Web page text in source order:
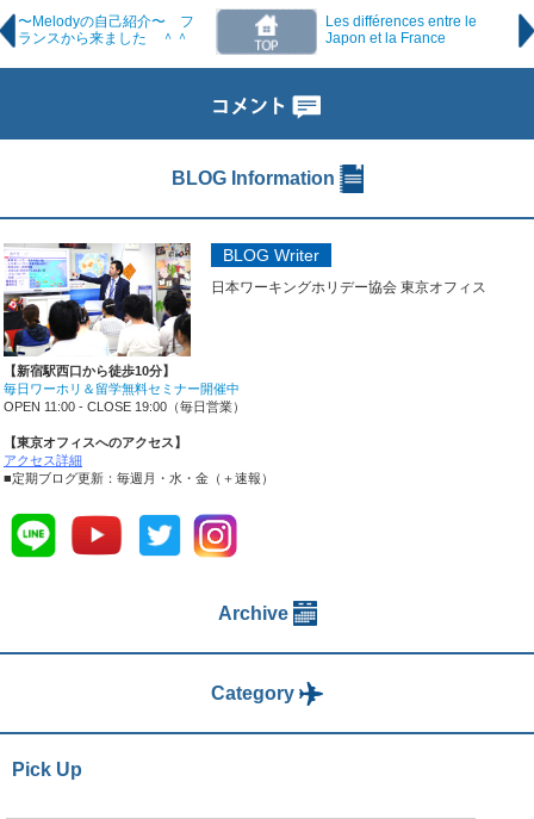
〜Melodyの自己紹介〜 フ
ランスから来ました ＾＾
Les différences entre le
Japon et la France
BLOG Information
BLOG Writer
日本ワーキングホリデー協会 東京オフィス
【新宿駅西口から徒歩10分】
毎日ワーホリ＆留学無料セミナー開催中
OPEN 11:00 - CLOSE 19:00（毎日営業）
【東京オフィスへのアクセス】
アクセス詳細
■定期ブログ更新：毎週月・水・金（＋速報）
Archive
Category
Pick Up